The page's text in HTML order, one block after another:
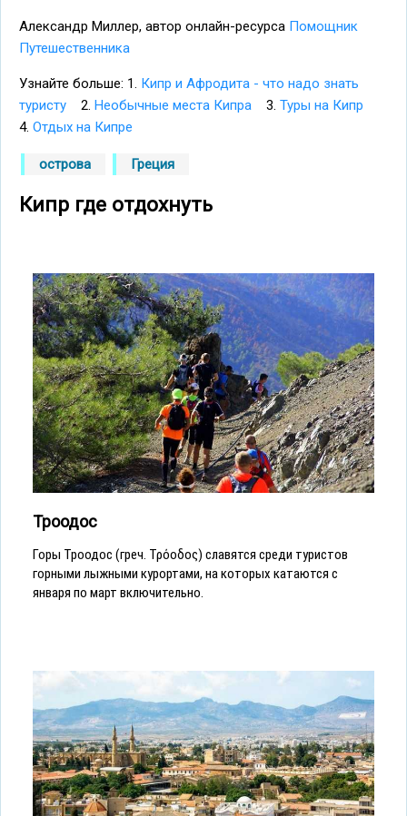
Александр Миллер, автор онлайн-ресурса Помощник
Путешественника
Узнайте больше: 1. Кипр и Афродита - что надо знать
туристу 2. Необычные места Кипра 3. Туры на Кипр
4. Отдых на Кипре
острова Греция
Кипр где отдохнуть
Троодос
Горы Троодос (греч. Τρόοδος) славятся среди туристов
горными лыжными курортами, на которых катаются с
января по март включительно.